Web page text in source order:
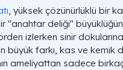
, yüksek çözünürlüklü bir
deliği"
izlerken sinir
büyük farkı, kas ve kemik
ameliyattan sadece